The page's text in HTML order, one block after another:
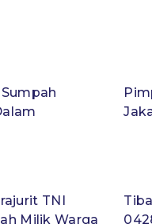
TNI
Milik Warga